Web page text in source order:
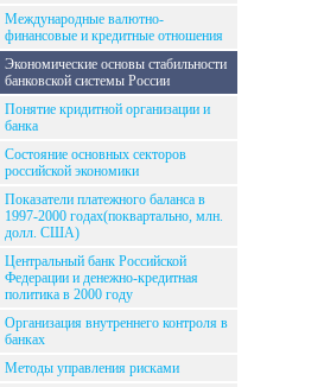
Международные валютно-
финансовые и кредитные отношения
Экономические основы стабильности
банковской системы России
Понятие кридитной организации и
банка
Состояние основных секторов
российской экономики
Показатели платежного баланса в
1997-2000 годах(поквартально, млн.
долл. США)
Центральный банк Российской
Федерации и денежно-кредитная
политика в 2000 году
Организация внутреннего контроля в
банках
Методы управления рисками